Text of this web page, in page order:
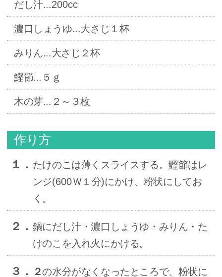
だし汁...200cc
濃口しょうゆ...大さじ１杯
みりん...大さじ２杯
鰹節...５ｇ
木の芽...２～３枚
作り方
１． たけのこは薄くスライスする。鰹節はレ
ンジ(600Ｗ１分)にかけ、粉状にしてお
く。
２． 鍋にだし汁・濃口しょうゆ・みりん・た
けのこを入れ火にかける。
３． ２の水分がなくなったところで、粉状に